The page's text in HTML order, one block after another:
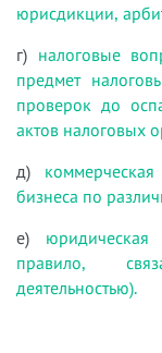
юрисдикции,
г) налоговые
предмет
проверок до
актов налоговых
д)
бизнеса по
е)
правило,
деятельностью).